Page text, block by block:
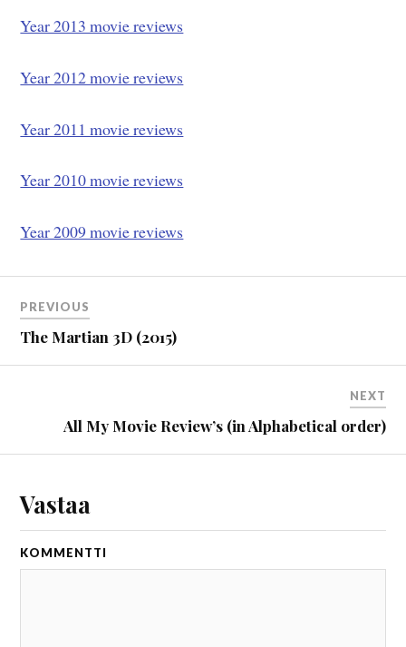
Year 2013 movie reviews
Year 2012 movie reviews
Year 2011 movie reviews
Year 2010 movie reviews
Year 2009 movie reviews
PREVIOUS
The Martian 3D (2015)
NEXT
All My Movie Review’s (in Alphabetical order)
Vastaa
KOMMENTTI